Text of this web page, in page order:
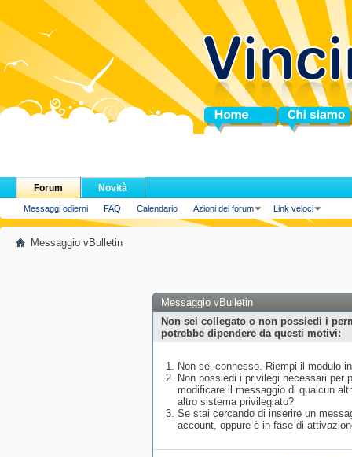
Home Chi siamo
Forum
Messaggi odierni FAQ Calendario Azioni del forum Link veloci
Novità
Messaggio vBulletin
Messaggio vBulletin
Non sei collegato o non possiedi i
potrebbe dipendere da questi motivi:
Non sei connesso. Riempi il modulo
Non possiedi i privilegi necessari per
modificare il messaggio di qualcun
altro sistema privilegiato?
Se stai cercando di inserire un
account, oppure è in fase di